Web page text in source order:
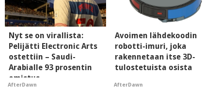
Nyt se on virallista:
Pelijätti Electronic Arts
ostettiin – Saudi-
Arabialle 93 prosentin
omistus
AfterDawn
Avoimen lähdekoodin
robotti-imuri, joka
rakennetaan itse 3D-
tulostetuista osista
AfterDawn